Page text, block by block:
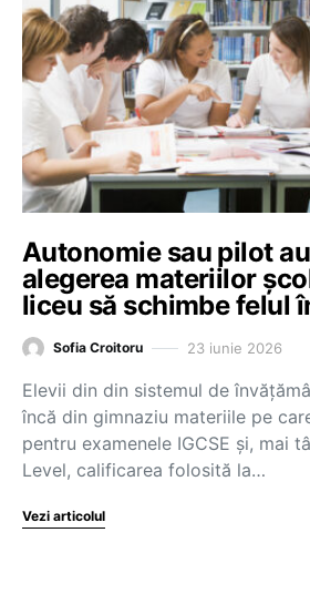
Autonomie sau pilot
alegerea materiilor
liceu să schimbe felul
Sofia Croitoru 23 iunie 2026
Elevii din din sistemul de
încă din gimnaziu materiile pe
pentru examenele IGCSE și, mai
Level, calificarea folosită la…
Vezi articolul